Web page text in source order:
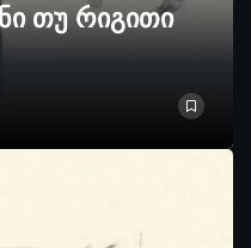
თუ რიგითი